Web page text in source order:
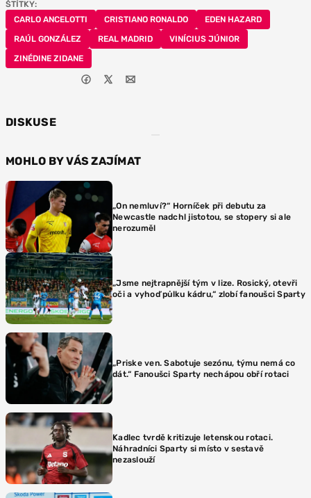
ŠTÍTKY:
CARLO ANCELOTTI
CRISTIANO RONALDO
EDEN HAZARD
RAÚL GONZÁLEZ
REAL MADRID
VINÍCIUS JÚNIOR
ZINÉDINE ZIDANE
DISKUSE
MOHLO BY VÁS ZAJÍMAT
„On nemluví?“ Horníček při debutu za
Newcastle nadchl jistotou, se stopery si ale
nerozuměl
„Jsme nejtrapnější tým v lize. Rosický, otevři
oči a vyhoď půlku kádru,“ zlobí fanoušci Sparty
„Priske ven. Sabotuje sezónu, týmu nemá co
dát.“ Fanoušci Sparty nechápou obří rotaci
Kadlec tvrdě kritizuje letenskou rotaci.
Náhradníci Sparty si místo v sestavě
nezaslouží